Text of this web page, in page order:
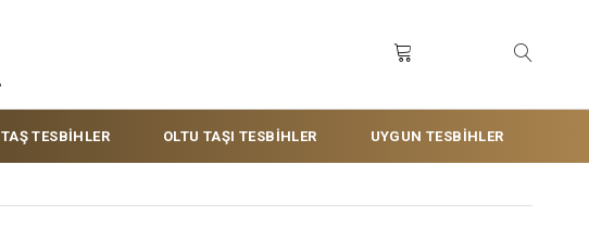
TAŞ TESBİHLER OLTU TAŞI TESBİHLER UYGUN TESBİHLER